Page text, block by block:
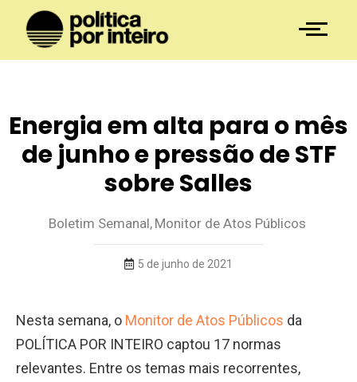
Energia em alta para o mês
de junho e pressão de STF
sobre Salles
Boletim Semanal, Monitor de Atos Públicos
5 de junho de 2021
Nesta semana, o Monitor de Atos Públicos da
POLÍTICA POR INTEIRO captou 17 normas
relevantes. Entre os temas mais recorrentes,